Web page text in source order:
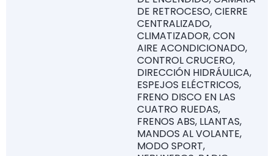
DE RETROCESO, CIERRE
CENTRALIZADO,
CLIMATIZADOR, CON
AIRE ACONDICIONADO,
CONTROL CRUCERO,
DIRECCIÓN HIDRÁULICA,
ESPEJOS ELÉCTRICOS,
FRENO DISCO EN LAS
CUATRO RUEDAS,
FRENOS ABS, LLANTAS,
MANDOS AL VOLANTE,
MODO SPORT,